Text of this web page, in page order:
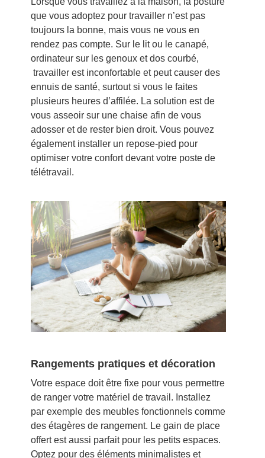
que vous adoptez pour travailler n’est pas
toujours la bonne, mais vous ne vous en
rendez pas compte. Sur le lit ou le canapé,
ordinateur sur les genoux et dos courbé,
travailler est inconfortable et peut causer des
ennuis de santé, surtout si vous le faites
plusieurs heures d’affilée. La solution est de
vous asseoir sur une chaise afin de vous
adosser et de rester bien droit. Vous pouvez
également installer un repose-pied pour
optimiser votre confort devant votre poste de
télétravail.
Rangements pratiques et décoration
Votre espace doit être fixe pour vous permettre
de ranger votre matériel de travail. Installez
par exemple des meubles fonctionnels comme
des étagères de rangement. Le gain de place
offert est aussi parfait pour les petits espaces.
Optez pour des éléments minimalistes et